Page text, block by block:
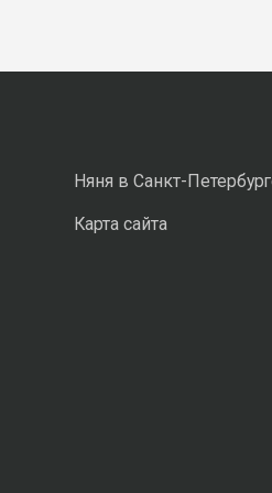
Няня в Санкт-
Карта сайта